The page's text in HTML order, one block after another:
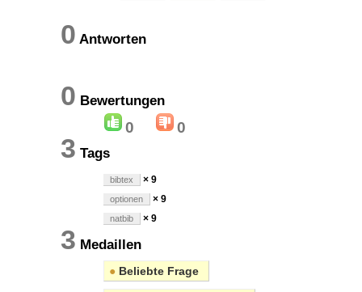
0 Antworten
0 Bewertungen
0 0
3 Tags
bibtex × 9
optionen × 9
natbib × 9
3 Medaillen
● Beliebte Frage